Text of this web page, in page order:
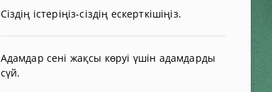
Сіздің істеріңіз-сіздің ескерткішіңіз.
Адамдар сені жақсы көруі үшін адамдарды
сүй.